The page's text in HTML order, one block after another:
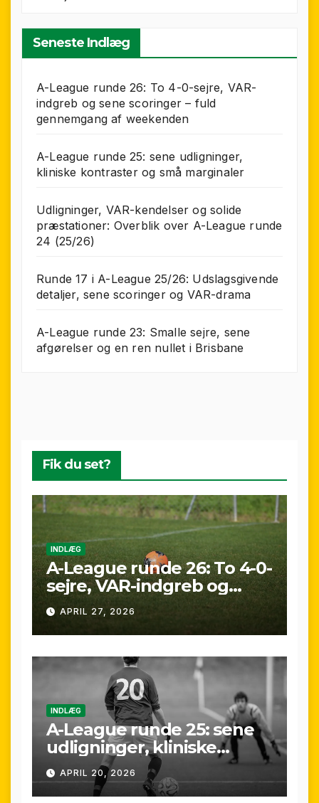
Seneste Indlæg
A-League runde 26: To 4-0-sejre, VAR-
indgreb og sene scoringer – fuld
gennemgang af weekenden
A-League runde 25: sene udligninger,
kliniske kontraster og små marginaler
Udligninger, VAR-kendelser og solide
præstationer: Overblik over A-League runde
24 (25/26)
Runde 17 i A-League 25/26: Udslagsgivende
detaljer, sene scoringer og VAR-drama
A-League runde 23: Smalle sejre, sene
afgørelser og en ren nullet i Brisbane
Fik du set?
INDLÆG
A-League runde 26: To 4-0-
sejre, VAR-indgreb og
sene scoringer – fuld
gennemgang af
weekenden
APRIL 27, 2026
INDLÆG
A-League runde 25: sene
udligninger, kliniske
kontraster og små
marginaler
APRIL 20, 2026